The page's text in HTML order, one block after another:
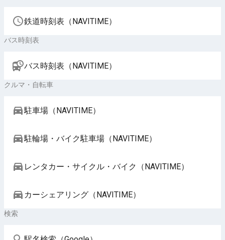
鉄道時刻表（NAVITIME）
バス時刻表
バス時刻表（NAVITIME）
クルマ・自転車
駐車場（NAVITIME）
駐輪場・バイク駐車場（NAVITIME）
レンタカー・サイクル・バイク（NAVITIME）
カーシェアリング（NAVITIME）
検索